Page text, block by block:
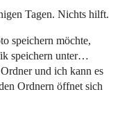
Tagen. Nichts hilft.
speichern möchte,
speichern unter…
und ich kann es
Ordnern öffnet sich